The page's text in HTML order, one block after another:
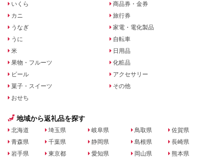
いくら
カニ
うなぎ
うに
米
果物・フルーツ
ビール
菓子・スイーツ
おせち
商品券・金券
旅行券
家電・電化製品
自転車
日用品
化粧品
アクセサリー
その他
地域から返礼品を探す
北海道
青森県
岩手県
埼玉県
千葉県
東京都
岐阜県
静岡県
愛知県
鳥取県
島根県
岡山県
佐賀県
長崎県
熊本県